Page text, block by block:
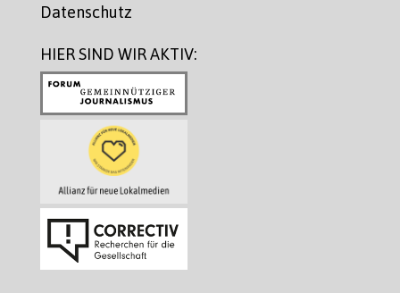
Datenschutz
HIER SIND WIR AKTIV: